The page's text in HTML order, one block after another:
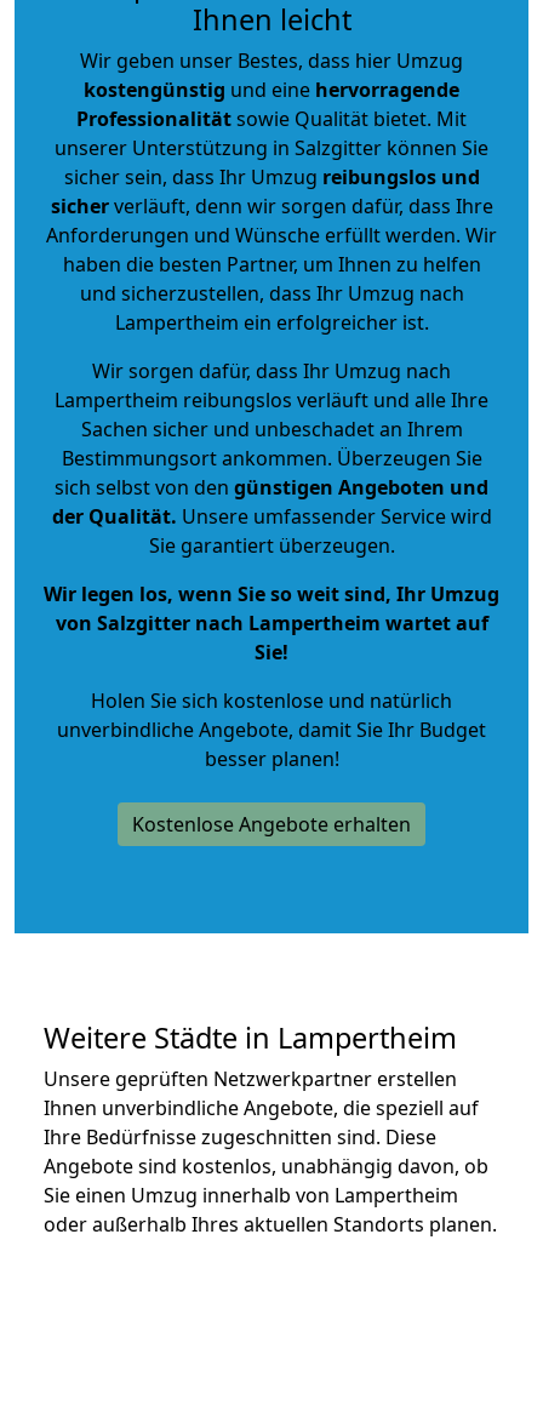
Ihnen leicht
Wir geben unser Bestes, dass hier Umzug
kostengünstig und eine hervorragende
Professionalitätsowie Qualität bietet. Mit
unserer Unterstützung in Salzgitter können Sie
sicher sein, dass Ihr Umzug reibungslos und
sicherverläuft, denn wir sorgen dafür, dass Ihre
Anforderungen und Wünsche erfüllt werden. Wir
haben die besten Partner, um Ihnen zu helfen
und sicherzustellen, dass Ihr Umzug nach
Lampertheim ein erfolgreicher ist.
Wir sorgen dafür, dass Ihr Umzug nach
Lampertheim reibungslos verläuft und alle Ihre
Sachen sicher und unbeschadet an Ihrem
Bestimmungsort ankommen. Überzeugen Sie
sich selbst von den günstigen Angeboten und
der Qualität. Unsere umfassender Service wird
Sie garantiert überzeugen.
Wir legen los, wenn Sie so weit sind, Ihr Umzug
von Salzgitter nach Lampertheim wartet auf
Sie!
Holen Sie sich kostenlose und natürlich
unverbindliche Angebote, damit Sie Ihr Budget
besser planen!
Kostenlose Angebote erhalten
Weitere Städte in Lampertheim
Unsere geprüften Netzwerkpartner erstellen
Ihnen unverbindliche Angebote, die speziell auf
Ihre Bedürfnisse zugeschnitten sind. Diese
Angebote sind kostenlos, unabhängig davon, ob
Sie einen Umzug innerhalb von Lampertheim
oder außerhalb Ihres aktuellen Standorts planen.